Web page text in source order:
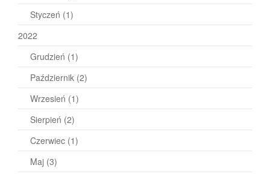
Styczeń (1)
2022
Grudzień (1)
Październik (2)
Wrzesień (1)
Sierpień (2)
Czerwiec (1)
Maj (3)